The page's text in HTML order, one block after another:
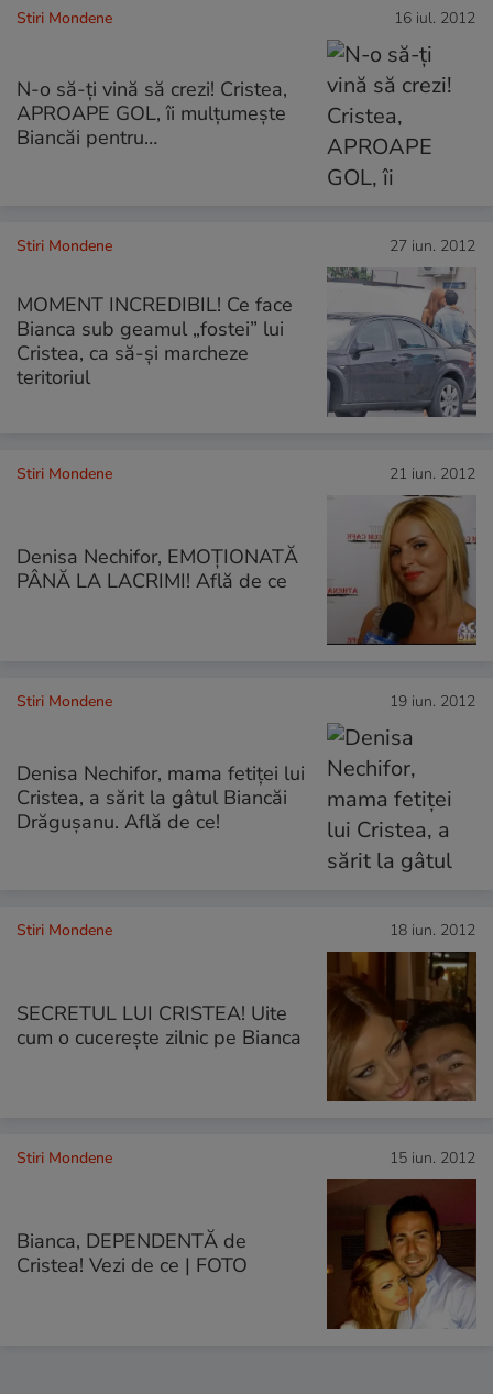
Stiri Mondene 16 iul. 2012
N-o să-ți vină să crezi! Cristea,
APROAPE GOL, îi mulțumeşte
Biancăi pentru…
Stiri Mondene 27 iun. 2012
MOMENT INCREDIBIL! Ce face
Bianca sub geamul „fostei” lui
Cristea, ca să-şi marcheze
teritoriul
Stiri Mondene 21 iun. 2012
Denisa Nechifor, EMOŢIONATĂ
PÂNĂ LA LACRIMI! Află de ce
Stiri Mondene 19 iun. 2012
Denisa Nechifor, mama fetiţei lui
Cristea, a sărit la gâtul Biancăi
Drăguşanu. Află de ce!
Stiri Mondene 18 iun. 2012
SECRETUL LUI CRISTEA! Uite
cum o cucereşte zilnic pe Bianca
Stiri Mondene 15 iun. 2012
Bianca, DEPENDENTĂ de
Cristea! Vezi de ce | FOTO